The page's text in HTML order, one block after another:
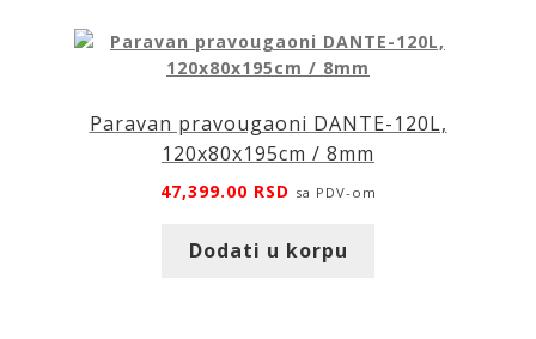
Paravan pravougaoni DANTE-120L,
120x80x195cm / 8mm
47,399.00 RSD sa PDV-om
Dodati u korpu